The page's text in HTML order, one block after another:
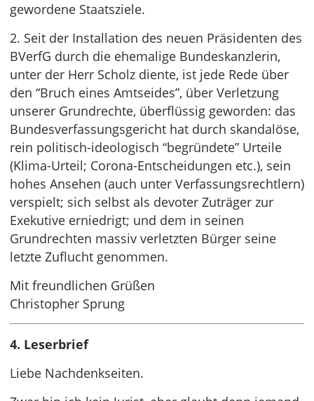
gewordene Staatsziele.
2. Seit der Installation des neuen Präsidenten des
BVerfG durch die ehemalige Bundeskanzlerin,
unter der Herr Scholz diente, ist jede Rede über
den “Bruch eines Amtseides”, über Verletzung
unserer Grundrechte, überflüssig geworden: das
Bundesverfassungsgericht hat durch skandalöse,
rein politisch-ideologisch “begründete” Urteile
(Klima-Urteil; Corona-Entscheidungen etc.), sein
hohes Ansehen (auch unter Verfassungsrechtlern)
verspielt; sich selbst als devoter Zuträger zur
Exekutive erniedrigt; und dem in seinen
Grundrechten massiv verletzten Bürger seine
letzte Zuflucht genommen.
Mit freundlichen Grüßen
Christopher Sprung
4. Leserbrief
Liebe Nachdenkseiten.